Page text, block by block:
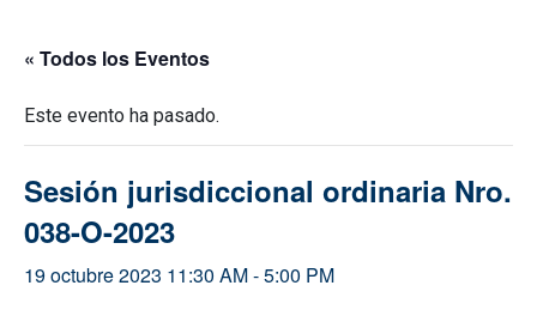
« Todos los Eventos
Este evento ha pasado.
Sesión jurisdiccional ordinaria Nro.
038-O-2023
19 octubre 2023 11:30 AM-5:00 PM